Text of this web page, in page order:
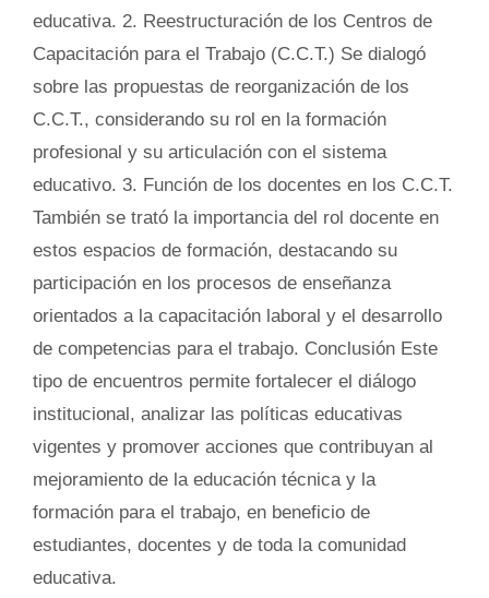
educativa. 2. Reestructuración de los Centros de
Capacitación para el Trabajo (C.C.T.) Se dialogó
sobre las propuestas de reorganización de los
C.C.T., considerando su rol en la formación
profesional y su articulación con el sistema
educativo. 3. Función de los docentes en los C.C.T.
También se trató la importancia del rol docente en
estos espacios de formación, destacando su
participación en los procesos de enseñanza
orientados a la capacitación laboral y el desarrollo
de competencias para el trabajo. Conclusión Este
tipo de encuentros permite fortalecer el diálogo
institucional, analizar las políticas educativas
vigentes y promover acciones que contribuyan al
mejoramiento de la educación técnica y la
formación para el trabajo, en beneficio de
estudiantes, docentes y de toda la comunidad
educativa.